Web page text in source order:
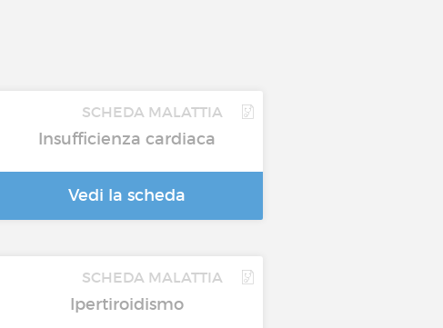
SCHEDA MALATTIA
Insufficienza cardiaca
Vedi la scheda
SCHEDA MALATTIA
Ipertiroidismo